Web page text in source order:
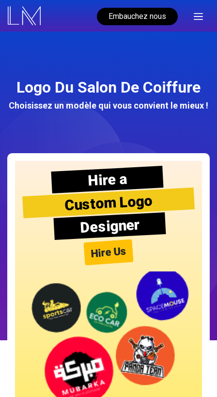
Embauchez nous
Logo Du Salon De Coiffure
Choisissez un modèle qui vous convient le mieux !
Hire a
Custom Logo
Designer
Hire Us